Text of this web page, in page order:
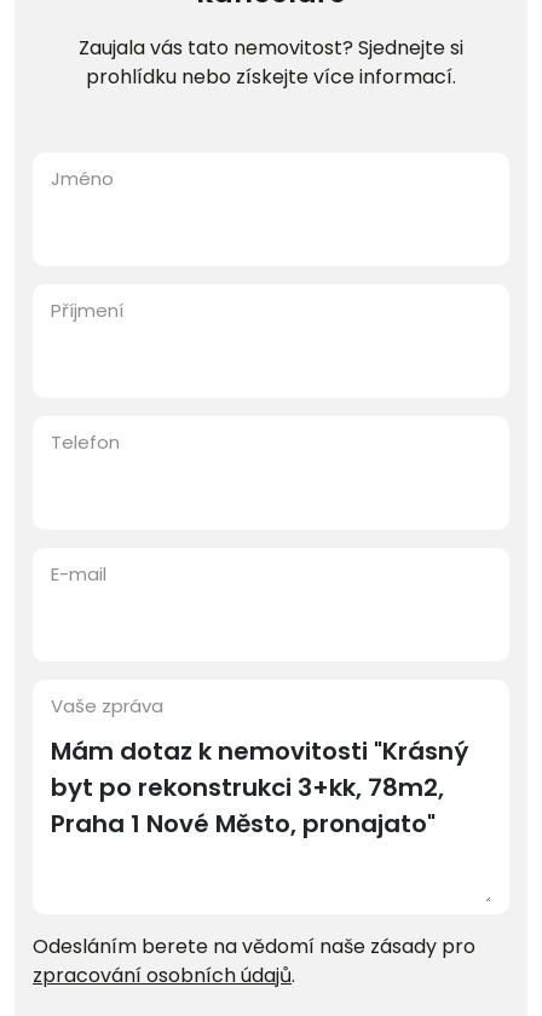
Zaujala vás tato nemovitost? Sjednejte si
prohlídku nebo získejte více informací.
Jméno
Příjmení
Telefon
E-mail
Vaše zpráva
Odesláním berete na vědomí naše zásady pro
zpracování osobních údajů.